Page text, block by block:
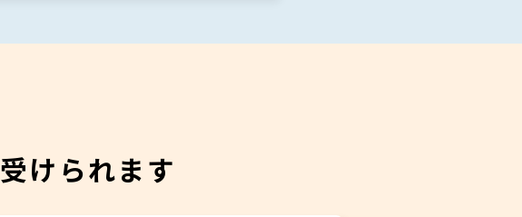
受けられます